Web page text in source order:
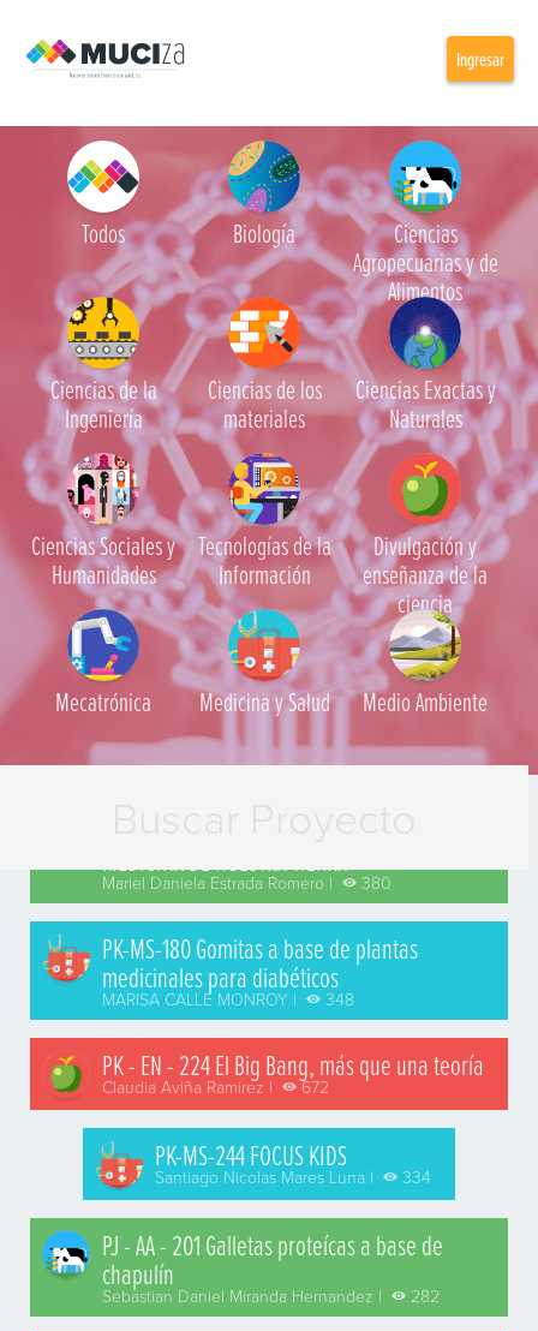
Ingresar
Todos Biología
Ciencias
Agropecuarias y de
Alimentos
Ciencias de la
Ingeniería
Ciencias de los
materiales
Ciencias Exactas y
Naturales
Ciencias Sociales y
Humanidades
Tecnologías de la
Información
Divulgación y
enseñanza de la
ciencia
Mecatrónica Medicina y Salud Medio Ambiente
MEDICINA DE NUESTRA TIERRA
Mariel Daniela Estrada Romero | 380
PK-MS-180 Gomitas a base de plantas
medicinales para diabéticos
MARISA CALLE MONROY | 348
PK - EN - 224 El Big Bang, más que una teoría
Claudia Aviña Ramirez | 672
PK-MS-244 FOCUS KIDS
Santiago Nicolas Mares Luna | 334
PJ - AA - 201 Galletas proteícas a base de
chapulín
Sebastian Daniel Miranda Hernandez | 282